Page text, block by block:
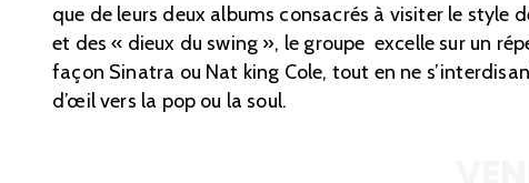
que de leurs deux albums consacrés à visiter le style
et des « dieux du swing », le groupe excelle sur un
façon Sinatra ou Nat king Cole, tout en ne
d’œil vers la pop ou la soul.